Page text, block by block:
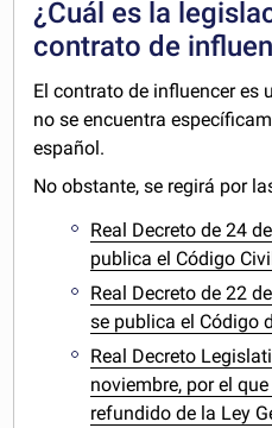
¿Cuál es la
contrato de
El contrato de influencer es
no se encuentra
español.
No obstante, se regirá por
Real Decreto de 24
publica el Código
Real Decreto de 22
se publica el Código
Real Decreto
noviembre, por el
refundido de la Ley